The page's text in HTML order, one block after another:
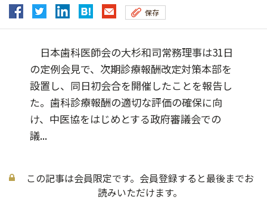
保存
日本歯科医師会の大杉和司常務理事は31日
の定例会見で、次期診療報酬改定対策本部を
設置し、同日初会合を開催したことを報告し
た。歯科診療報酬の適切な評価の確保に向
け、中医協をはじめとする政府審議会での
議...
この記事は会員限定です。会員登録すると最後までお
読みいただけます。